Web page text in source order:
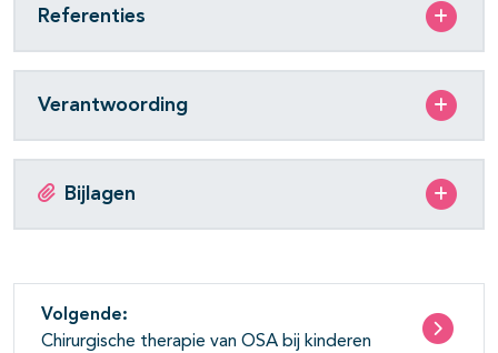
Referenties
Verantwoording
Bijlagen
Volgende:
Chirurgische therapie van OSA bij kinderen